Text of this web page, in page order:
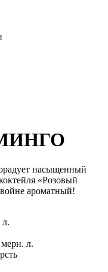
насыщенный
«Розовый
ароматный!
л.